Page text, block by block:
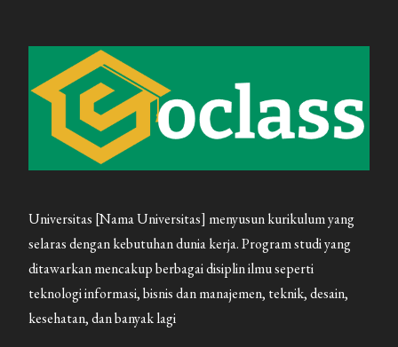
Universitas [Nama Universitas] menyusun kurikulum yang
selaras dengan kebutuhan dunia kerja. Program studi yang
ditawarkan mencakup berbagai disiplin ilmu seperti
teknologi informasi, bisnis dan manajemen, teknik, desain,
kesehatan, dan banyak lagi